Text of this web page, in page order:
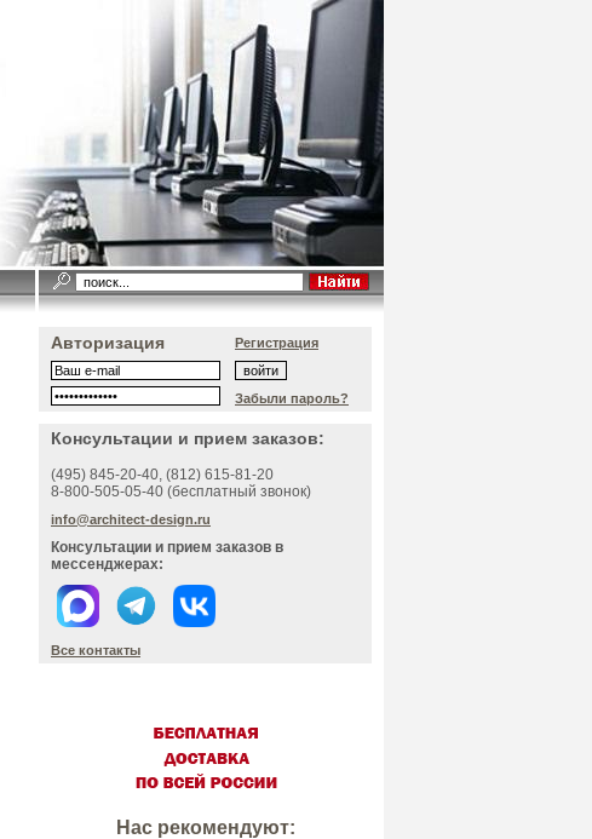
Авторизация Регистрация
Забыли пароль?
Консультации и прием заказов:
(495) 845-20-40, (812) 615-81-20
8-800-505-05-40 (бесплатный звонок)
info@architect-design.ru
Консультации и прием заказов в
мессенджерах:
Все контакты
Нас рекомендуют: